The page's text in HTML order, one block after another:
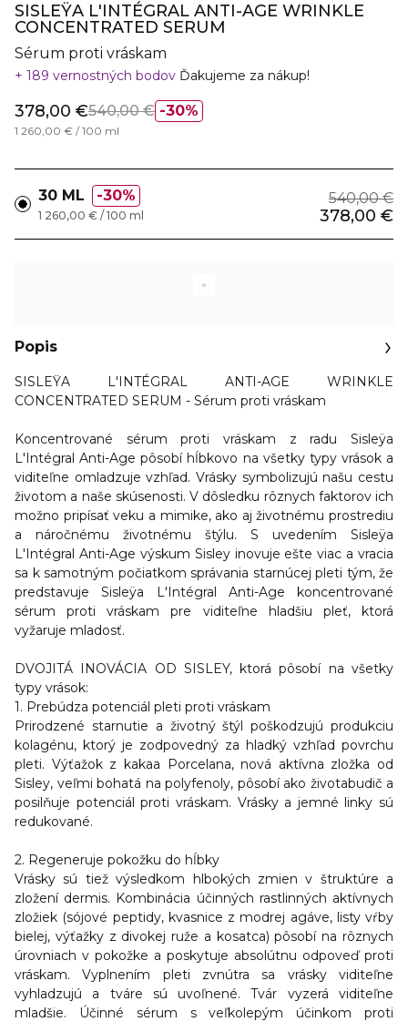
SISLEŸA L'INTÉGRAL ANTI-AGE WRINKLE
CONCENTRATED SERUM
Sérum proti vráskam
189 vernostných bodov Ďakujeme za nákup!
30%
378,00 €540,00 €
1 260,00 € / 100 ml
30 ML 30% 540,00 €
378,00 €
1 260,00 € / 100 ml
Popis
SISLEŸA L'INTÉGRAL ANTI-AGE WRINKLE
CONCENTRATED SERUM - Sérum proti vráskam
Koncentrované sérum proti vráskam z radu Sisleÿa
L'Intégral Anti-Age pôsobí hĺbkovo na všetky typy vrások a
viditeľne omladzuje vzhľad. Vrásky symbolizujú našu cestu
životom a naše skúsenosti. V dôsledku rôznych faktorov ich
možno pripísať veku a mimike, ako aj životnému prostrediu
a náročnému životnému štýlu. S uvedením Sisleÿa
L'Intégral Anti-Age výskum Sisley inovuje ešte viac a vracia
sa k samotným počiatkom správania starnúcej pleti tým, že
predstavuje Sisleÿa L'Intégral Anti-Age koncentrované
sérum proti vráskam pre viditeľne hladšiu pleť, ktorá
vyžaruje mladosť.
DVOJITÁ INOVÁCIA OD SISLEY, ktorá pôsobí na všetky
typy vrások:
1. Prebúdza potenciál pleti proti vráskam
Prirodzené starnutie a životný štýl poškodzujú produkciu
kolagénu, ktorý je zodpovedný za hladký vzhľad povrchu
pleti. Výťažok z kakaa Porcelana, nová aktívna zložka od
Sisley, veľmi bohatá na polyfenoly, pôsobí ako životabudič a
posilňuje potenciál proti vráskam. Vrásky a jemné linky sú
redukované.
2. Regeneruje pokožku do hĺbky
Vrásky sú tiež výsledkom hlbokých zmien v štruktúre a
zložení dermis. Kombinácia účinných rastlinných aktívnych
zložiek (sójové peptidy, kvasnice z modrej agáve, listy vŕby
bielej, výťažky z divokej ruže a kosatca) pôsobí na rôznych
úrovniach v pokožke a poskytuje absolútnu odpoveď proti
vráskam. Vyplnením pleti zvnútra sa vrásky viditeľne
vyhladzujú a tváre sú uvoľnené. Tvár vyzerá viditeľne
mladšie. Účinné sérum s veľkolepým účinkom proti